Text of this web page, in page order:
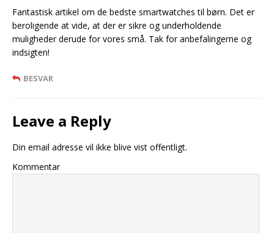
Fantastisk artikel om de bedste smartwatches til børn. Det er
beroligende at vide, at der er sikre og underholdende
muligheder derude for vores små. Tak for anbefalingerne og
indsigten!
BESVAR
Leave a Reply
Din email adresse vil ikke blive vist offentligt.
Kommentar